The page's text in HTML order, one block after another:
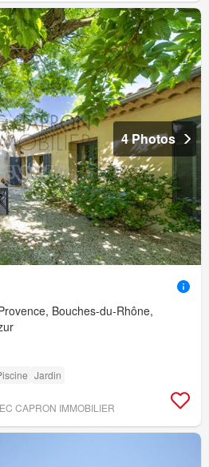
4 Photos
Bouches-du-Rhône,
Jardin
CAPRON IMMOBILIER